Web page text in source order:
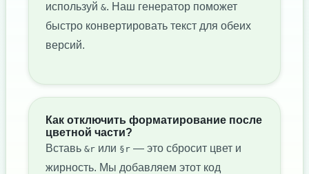
используй &. Наш генератор поможет
быстро конвертировать текст для обеих
версий.
Как отключить форматирование после
цветной части?
Вставь &r или §r — это сбросит цвет и
жирность. Мы добавляем этот код